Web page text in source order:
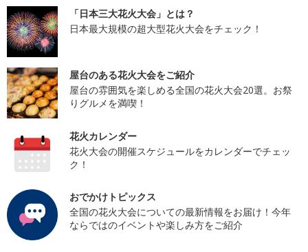
「日本三大花火大会」とは？
日本最大規模の超大型花火大会をチェック！
屋台のある花火大会をご紹介
屋台の雰囲気を楽しめる全国の花火大会20選。お祭
りグルメを満喫！
花火カレンダー
花火大会の開催スケジュールをカレンダーでチェッ
ク！
おでかけトピックス
全国の花火大会についての最新情報をお届け！今年
ならではのイベントや楽しみ方をご紹介